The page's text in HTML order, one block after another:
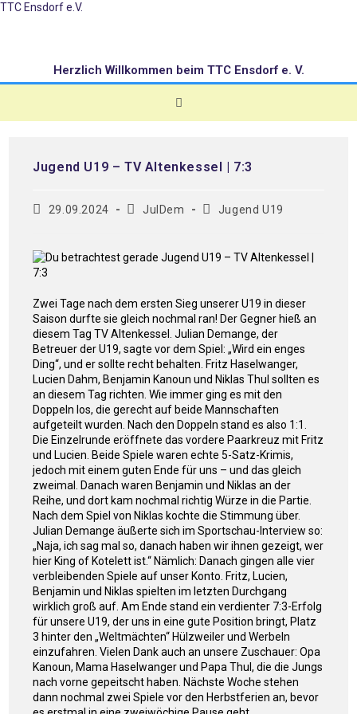
TTC Ensdorf e.V.
Herzlich Willkommen beim TTC Ensdorf e. V.
Jugend U19 – TV Altenkessel | 7:3
29.09.2024 JulDem Jugend U19
Zwei Tage nach dem ersten Sieg unserer U19 in dieser
Saison durfte sie gleich nochmal ran! Der Gegner hieß an
diesem Tag TV Altenkessel. Julian Demange, der
Betreuer der U19, sagte vor dem Spiel: „Wird ein enges
Ding“, und er sollte recht behalten. Fritz Haselwanger,
Lucien Dahm, Benjamin Kanoun und Niklas Thul sollten es
an diesem Tag richten. Wie immer ging es mit den
Doppeln los, die gerecht auf beide Mannschaften
aufgeteilt wurden. Nach den Doppeln stand es also 1:1.
Die Einzelrunde eröffnete das vordere Paarkreuz mit Fritz
und Lucien. Beide Spiele waren echte 5-Satz-Krimis,
jedoch mit einem guten Ende für uns – und das gleich
zweimal. Danach waren Benjamin und Niklas an der
Reihe, und dort kam nochmal richtig Würze in die Partie.
Nach dem Spiel von Niklas kochte die Stimmung über.
Julian Demange äußerte sich im Sportschau-Interview so:
„Naja, ich sag mal so, danach haben wir ihnen gezeigt, wer
hier King of Kotelett ist.“ Nämlich: Danach gingen alle vier
verbleibenden Spiele auf unser Konto. Fritz, Lucien,
Benjamin und Niklas spielten im letzten Durchgang
wirklich groß auf. Am Ende stand ein verdienter 7:3-Erfolg
für unsere U19, der uns in eine gute Position bringt, Platz
3 hinter den „Weltmächten“ Hülzweiler und Werbeln
einzufahren. Vielen Dank auch an unsere Zuschauer: Opa
Kanoun, Mama Haselwanger und Papa Thul, die die Jungs
nach vorne gepeitscht haben. Nächste Woche stehen
dann nochmal zwei Spiele vor den Herbstferien an, bevor